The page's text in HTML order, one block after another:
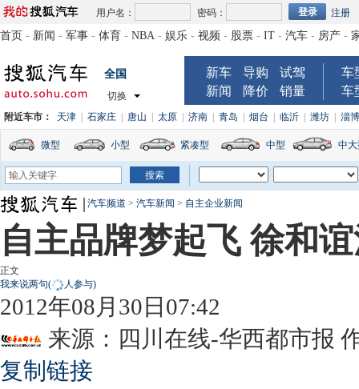
用户名： 密码： 注册
首页 - 新闻 - 军事 - 体育 - NBA - 娱乐 - 视频 - 股票 - IT - 汽车 - 房产 -
全国
切换
新车 导购
试驾
新闻
降价 销量
车
车
附近车市： 天津 石家庄 唐山 太原 济南 青岛 烟台 临沂 潍坊 淄博
微型 小型 紧凑型 中型 中
汽车频道 > 汽车新闻 > 自主企业新闻
自主品牌梦起飞 徐和
正文
我来说两句( 人参与)
2012年08月30日07:42
来源： 四川在线-华西都市报
复制链接